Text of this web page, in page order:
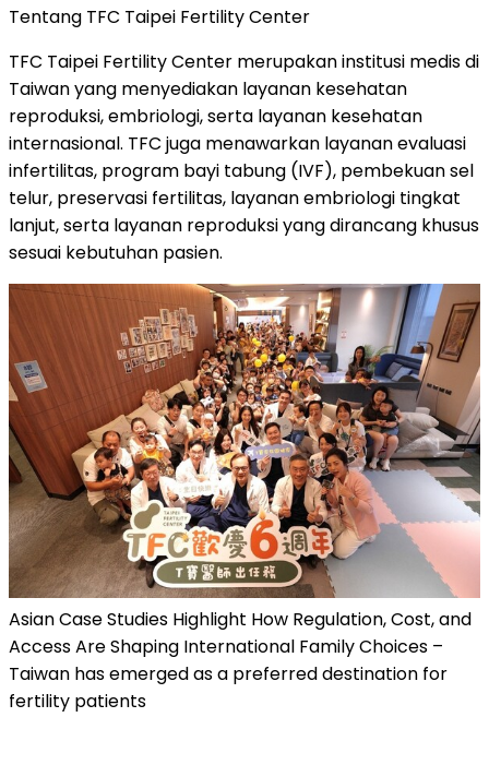
Tentang TFC Taipei Fertility Center
TFC Taipei Fertility Center merupakan institusi medis di
Taiwan yang menyediakan layanan kesehatan
reproduksi, embriologi, serta layanan kesehatan
internasional. TFC juga menawarkan layanan evaluasi
infertilitas, program bayi tabung (IVF), pembekuan sel
telur, preservasi fertilitas, layanan embriologi tingkat
lanjut, serta layanan reproduksi yang dirancang khusus
sesuai kebutuhan pasien.
Asian Case Studies Highlight How Regulation, Cost, and
Access Are Shaping International Family Choices –
Taiwan has emerged as a preferred destination for
fertility patients